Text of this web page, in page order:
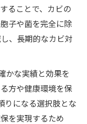
ることで、カビの
子や菌を完全に除
、長期的なカビ対
かな実績と効果を
方や健康環境を保
りになる選択肢とな
を実現するため